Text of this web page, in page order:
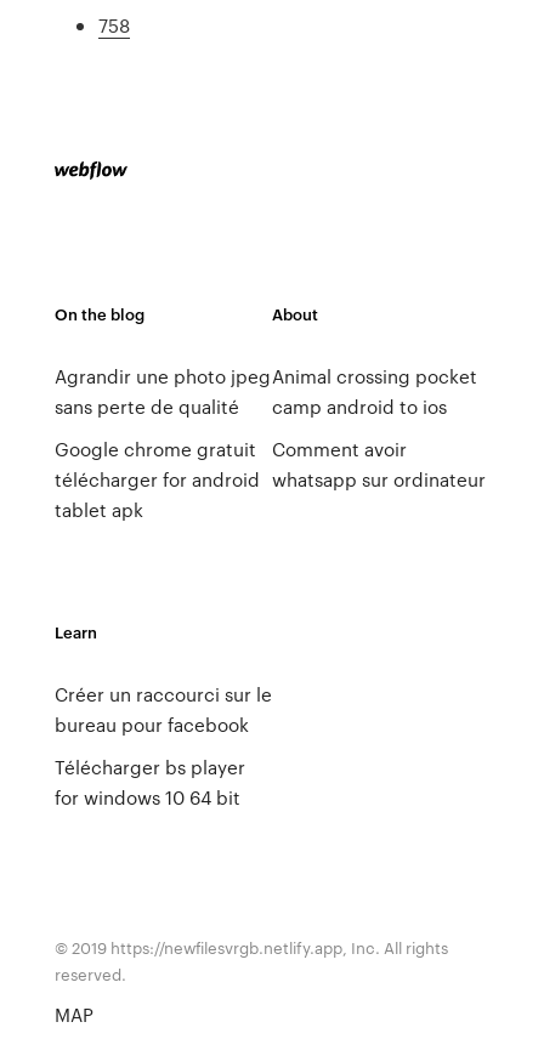
758
On the blog
Agrandir une photo jpeg
sans perte de qualité
Google chrome gratuit
télécharger for android
tablet apk
About
Animal crossing pocket
camp android to ios
Comment avoir
whatsapp sur ordinateur
Learn
Créer un raccourci sur le
bureau pour facebook
Télécharger bs player
for windows 10 64 bit
© 2019 https://newfilesvrgb.netlify.app, Inc. All rights
reserved.
MAP